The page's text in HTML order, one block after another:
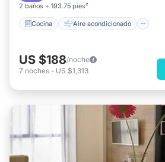
2 baños 193.75 pies²
Cocina Aire acondicionado
US $188/noche
7 noches - US $1,313